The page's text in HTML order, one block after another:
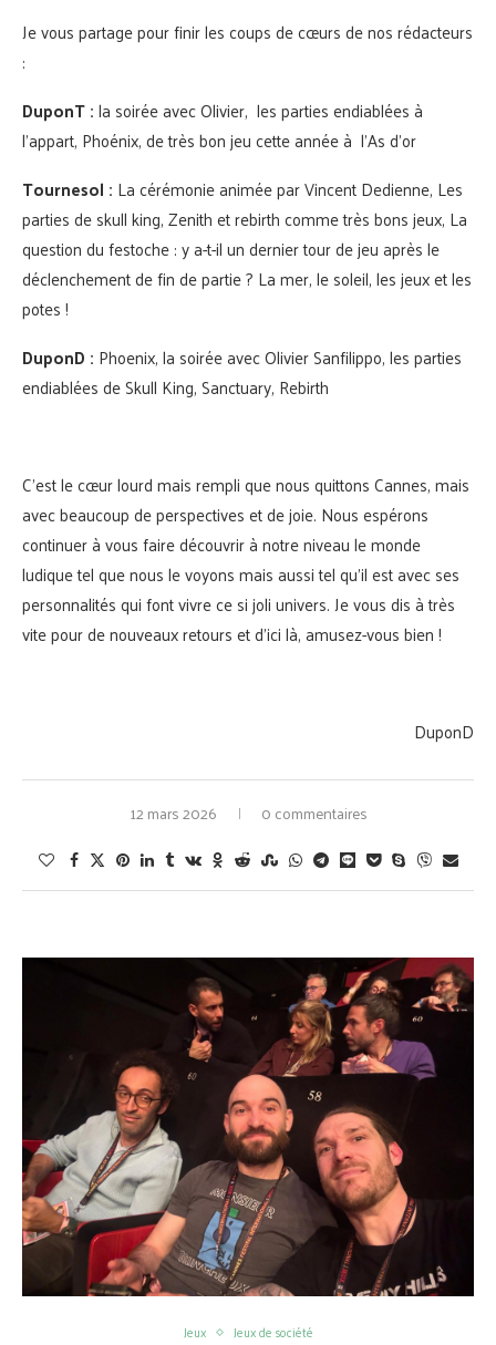
Je vous partage pour finir les coups de cœurs de nos rédacteurs
:
DuponT :la soirée avec Olivier, les parties endiablées à
l’appart, ⁠Phoénix, ⁠de très bon jeu cette année à l’As d’or
Tournesol : La cérémonie animée par Vincent Dedienne, Les
parties de skull king, Zenith et rebirth comme très bons jeux, La
question du festoche : y a-t-il un dernier tour de jeu après le
déclenchement de fin de partie ? La mer, le soleil, les jeux et les
potes !
DuponD : Phoenix, la soirée avec Olivier Sanfilippo, les parties
endiablées de Skull King, Sanctuary, Rebirth
C’est le cœur lourd mais rempli que nous quittons Cannes, mais
avec beaucoup de perspectives et de joie. Nous espérons
continuer à vous faire découvrir à notre niveau le monde
ludique tel que nous le voyons mais aussi tel qu’il est avec ses
personnalités qui font vivre ce si joli univers. Je vous dis à très
vite pour de nouveaux retours et d’ici là, amusez-vous bien !
DuponD
12 mars 2026 0 commentaires
Jeux Jeux de société